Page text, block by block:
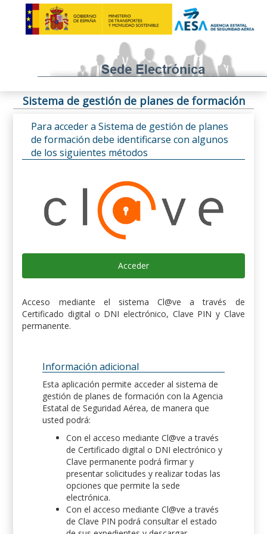
Sistema de gestión de planes de formación
Para acceder a Sistema de gestión de planes
de formación debe identificarse con algunos
de los siguientes métodos
Acceder
Acceso mediante el sistema Cl@ve a través de
Certificado digital o DNI electrónico, Clave PIN y Clave
permanente.
Información adicional
Esta aplicación permite acceder al sistema de
gestión de planes de formación con la Agencia
Estatal de Seguridad Aérea, de manera que
usted podrá:
Con el acceso mediante Cl@ve a través
de Certificado digital o DNI electrónico y
Clave permanente podrá firmar y
presentar solicitudes y realizar todas las
opciones que permite la sede
electrónica.
Con el acceso mediante Cl@ve a través
de Clave PIN podrá consultar el estado